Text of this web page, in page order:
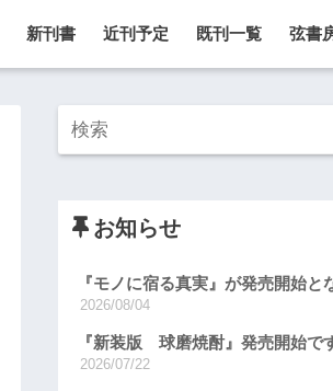
新刊書 近刊予定 既刊一覧 弦書
お知らせ
『モノに宿る真実』が発売開始と
2026/08/04
『新装版 球磨焼酎』発売開始で
2026/07/22